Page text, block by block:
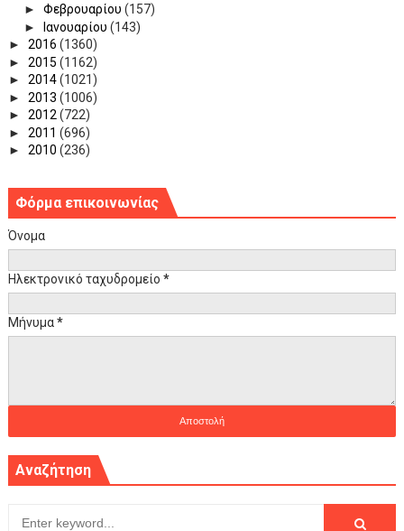
► Φεβρουαρίου (157)
►
Ιανουαρίου (143)
► 2016 (1360)
► 2015 (1162)
► 2014(1021)
► 2013 (1006)
► 2012(722)
► 2011 (696)
► 2010 (236)
Φόρμα επικοινωνίας
Όνομα
Ηλεκτρονικό ταχυδρομείο *
Μήνυμα*
Αναζήτηση